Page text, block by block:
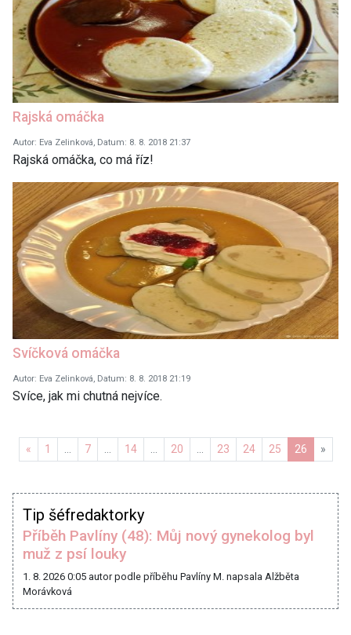
Rajská omáčka
Autor: Eva Zelinková, Datum: 8. 8. 2018 21:37
Rajská omáčka, co má říz!
Svíčková omáčka
Autor: Eva Zelinková, Datum: 8. 8. 2018 21:19
Svíce, jak mi chutná nejvíce.
«Předchozí
1 7 14 20 23 24 25 26 »Další
Tip šéfredaktorky
Příběh Pavlíny (48): Můj nový gynekolog byl
muž z psí louky
1. 8. 2026 0:05 autor podle příběhu Pavlíny M. napsala Alžběta
Morávková